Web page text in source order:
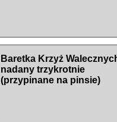
Baretka Krzyż
nadany trzykrotnie
(przypinane na pinsie)